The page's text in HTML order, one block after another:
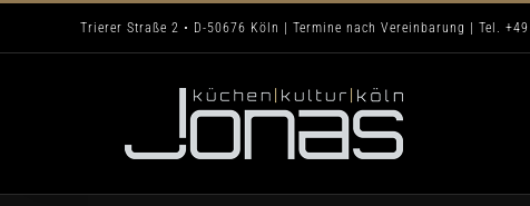
Inhalt
Trierer Straße 2 • D-50676 Köln | Termine nach Vereinbarung | Tel.